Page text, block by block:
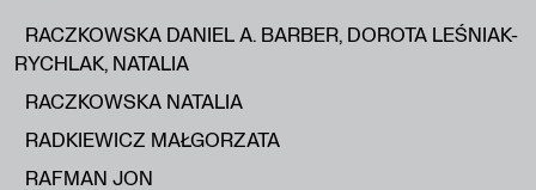
RACZKOWSKA DANIEL A. BARBER, DOROTA LEŚNIAK-
RYCHLAK, NATALIA
RACZKOWSKA NATALIA
RADKIEWICZ MAŁGORZATA
RAFMAN JON